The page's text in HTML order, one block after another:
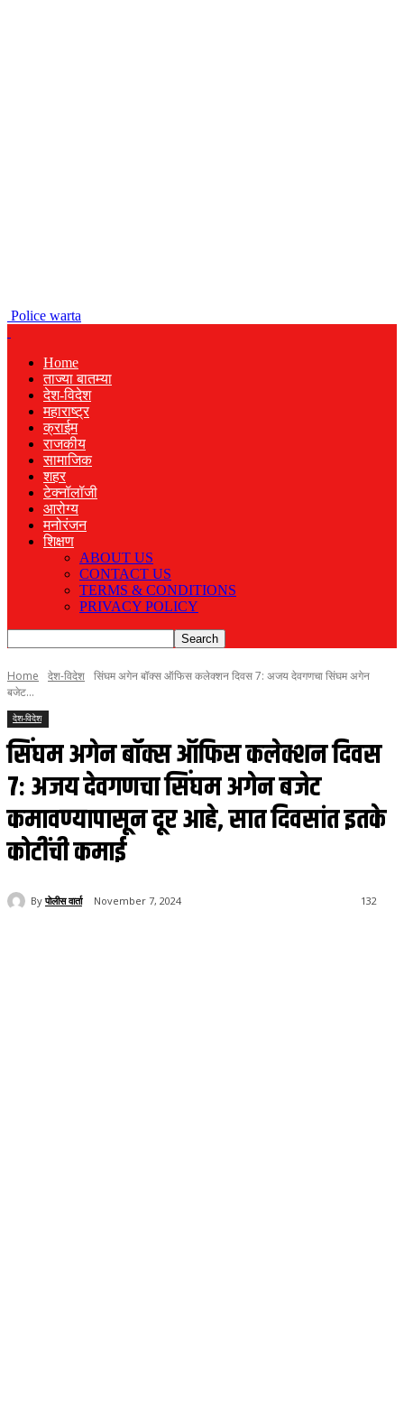
Police warta
Home
ताज्या बातम्या
देश-विदेश
महाराष्ट्र
क्राईम
राजकीय
सामाजिक
शहर
टेक्नॉलॉजी
आरोग्य
मनोरंजन
शिक्षण
ABOUT US
CONTACT US
TERMS & CONDITIONS
PRIVACY POLICY
Home देश-विदेश सिंघम अगेन बॉक्स ऑफिस कलेक्शन दिवस 7: अजय देवगणचा सिंघम अगेन
बजेट...
देश-विदेश
सिंघम अगेन बॉक्स ऑफिस कलेक्शन दिवस
7: अजय देवगणचा सिंघम अगेन बजेट
कमावण्यापासून दूर आहे, सात दिवसांत इतके
कोटींची कमाई
By पोलीस वार्ता November 7, 2024 132